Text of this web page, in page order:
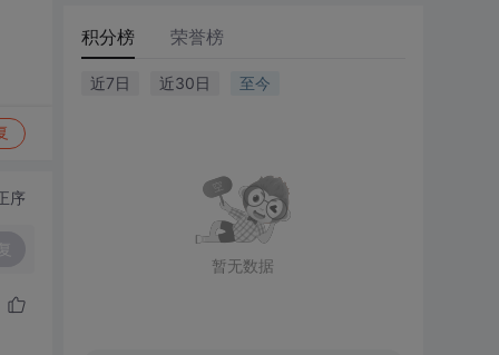
序
积分榜 荣誉榜
近7日 近30日 至今
暂无数据